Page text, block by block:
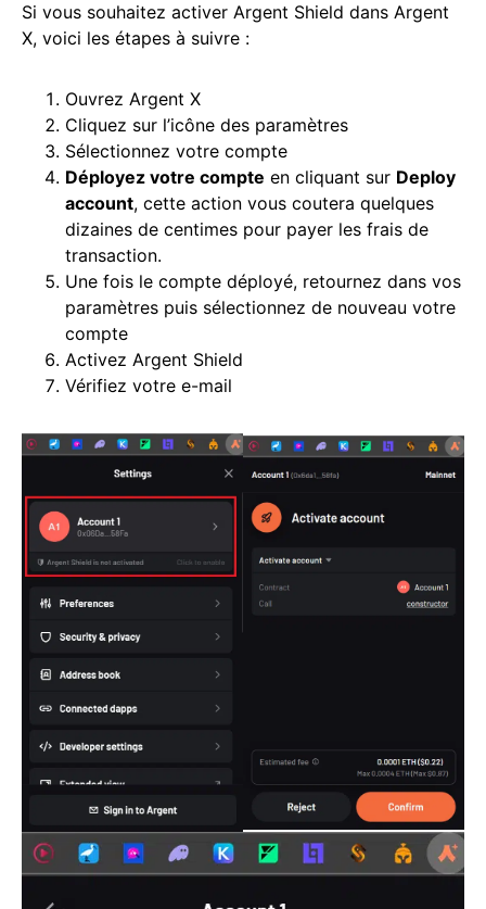
Si vous souhaitez activer Argent Shield dans Argent
X, voici les étapes à suivre :
Ouvrez Argent X
Cliquez sur l’icône des paramètres
Sélectionnez votre compte
Déployez votre compte en cliquant sur Deploy
account, cette action vous coutera quelques
dizaines de centimes pour payer les frais de
transaction.
Une fois le compte déployé, retournez dans vos
paramètres puis sélectionnez de nouveau votre
compte
Activez Argent Shield
Vérifiez votre e-mail